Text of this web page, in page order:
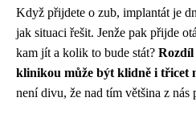
Když přijdete o zub, implantát je
jak situaci řešit. Jenže pak přijde
kam jít a kolik to bude stát? Rozdíl
klinikou může být klidně i třicet
není divu, že nad tím většina z nás